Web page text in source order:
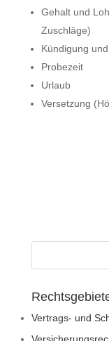
Gehalt und
Zuschläge)
Kündigung
Probezeit
Urlaub
Versetzung
Vertrags- und